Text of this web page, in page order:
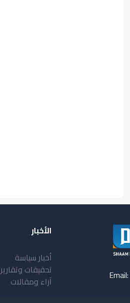
Email:
الأخبار
أخبار سياسة
تحقيقات وتقارير
آراء ومقالات